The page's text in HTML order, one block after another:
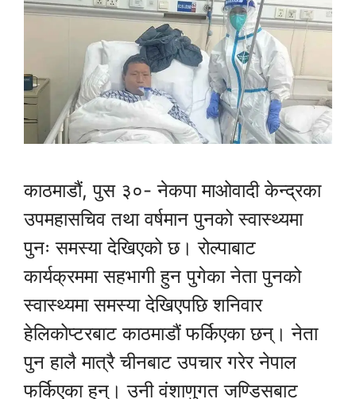
काठमाडौं, पुस ३०- नेकपा माओवादी केन्द्रका
उपमहासचिव तथा वर्षमान पुनको स्वास्थ्यमा
पुनः समस्या देखिएको छ। रोल्पाबाट
कार्यक्रममा सहभागी हुन पुगेका नेता पुनको
स्वास्थ्यमा समस्या देखिएपछि शनिवार
हेलिकोप्टरबाट काठमाडौं फर्किएका छन्। नेता
पुन हालै मात्रै चीनबाट उपचार गरेर नेपाल
फर्किएका हुन्। उनी वंशाणुगत जण्डिसबाट